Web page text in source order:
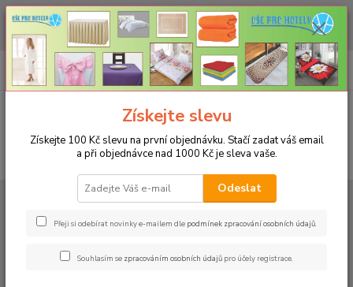
CHCETE NAKOUPIT VĚTŠÍ MNOŽSTVÍ NAŠICH PRODUKTŮ ZA LEPŠÍ
CENU? Klikněte ZDE
CZK
+420 773 794 023
Pondělí-pátek 9-16 hodin
0ks
za0 Kč
PROSTĚRADLA
Froté prostěradla s gumou - 190g/m2 - 45 barev
15 tmavě zelená
Froté prostěradlo 180x200cm -
Získejte slevu
Získejte 100 Kč slevu na první objednávku. Stačí zadat váš email
a při objednávce nad 1000 Kč je sleva vaše.
Odeslat
Přeji si odebírat novinky e-mailem dle podmínek zpracování osobních údajů.
Souhlasím se zpracováním osobních údajů pro účely registrace.